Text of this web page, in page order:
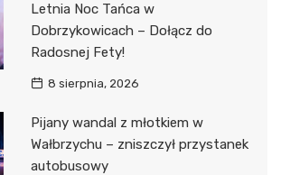
Letnia Noc Tańca w
Dobrzykowicach – Dołącz do
Radosnej Fety!
8 sierpnia, 2026
Pijany wandal z młotkiem w
Wałbrzychu – zniszczył przystanek
autobusowy